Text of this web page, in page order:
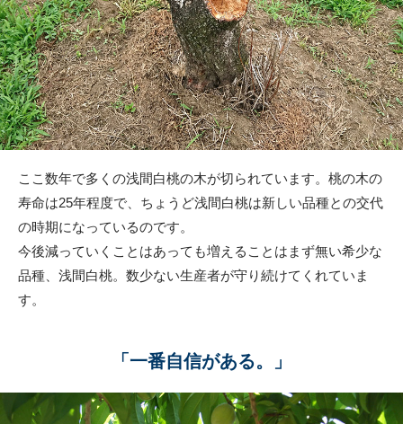
ここ数年で多くの浅間白桃の木が切られています。桃の木の
寿命は25年程度で、ちょうど浅間白桃は新しい品種との交代
の時期になっているのです。
今後減っていくことはあっても増えることはまず無い希少な
品種、浅間白桃。数少ない生産者が守り続けてくれていま
す。
「一番自信がある。」